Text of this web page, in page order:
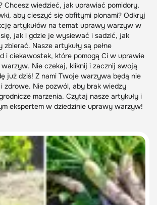
Chcesz wiedzieć, jak uprawiać pomidory,
aby cieszyć się obfitymi plonami? Odkryj
artykułów na temat uprawy warzyw w
jak i gdzie je wysiewać i sadzić, jak
zbierać. Nasze artykuły są pełne
i ciekawostek, które pomogą Ci w uprawie
Nie czekaj, kliknij i zacznij swoją
już dziś! Z nami Twoje warzywa będą nie
zdrowe. Nie pozwól, aby brak wiedzy
marzenia. Czytaj nasze artykuły i
ekspertem w dziedzinie uprawy warzyw!